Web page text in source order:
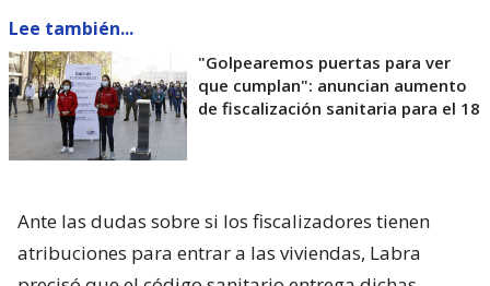
Lee también...
"Golpearemos puertas para ver
que cumplan": anuncian aumento
de fiscalización sanitaria para el 18
Ante las dudas sobre si los fiscalizadores tienen
atribuciones para entrar a las viviendas, Labra